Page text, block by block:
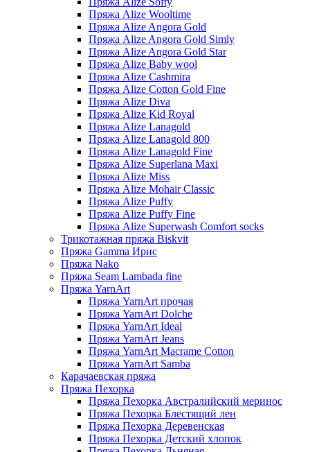
Пряжа Alize Wooltime
Пряжа Alize Angora Gold
Пряжа Alize Angora Gold Simly
Пряжа Alize Angora Gold Star
Пряжа Alize Baby wool
Пряжа Alize Cashmira
Пряжа Alize Cotton Gold Fine
Пряжа Alize Diva
Пряжа Alize Kid Royal
Пряжа Alize Lanagold
Пряжа Alize Lanagold 800
Пряжа Alize Lanagold Fine
Пряжа Alize Superlana Maxi
Пряжа Alize Miss
Пряжа Alize Mohair Classic
Пряжа Alize Puffy
Пряжа Alize Puffy Fine
Пряжа Alize Superwash Comfort socks
Трикотажная пряжа Biskvit
Пряжа Gamma Ирис
Пряжа Nako
Пряжа Seam Lambada fine
Пряжа YarnArt
Пряжа YarnArt прочая
Пряжа YarnArt Dolche
Пряжа YarnArt Ideal
Пряжа YarnArt Jeans
Пряжа YarnArt Macrame Cotton
Пряжа YarnArt Samba
Карачаевская пряжа
Пряжа Пехорка
Пряжа Пехорка Австралийский меринос
Пряжа Пехорка Блестящий лен
Пряжа Пехорка Деревенская
Пряжа Пехорка Детский хлопок